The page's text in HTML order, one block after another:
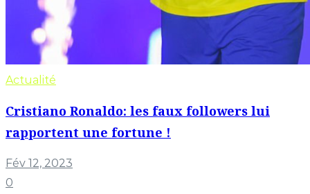
Actualité
Cristiano Ronaldo: les faux followers lui
rapportent une fortune !
Fév 12, 2023
0